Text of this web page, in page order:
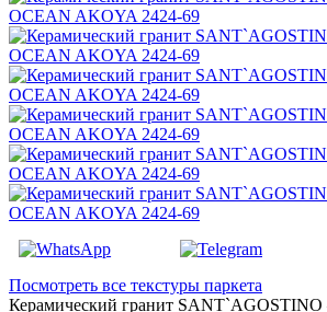
Посмотреть все текстуры паркета
Керамический гранит